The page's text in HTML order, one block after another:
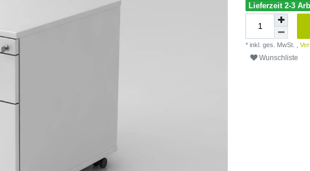
Lieferzeit 2-3
* inkl. ges. MwSt. ,
Wunschliste